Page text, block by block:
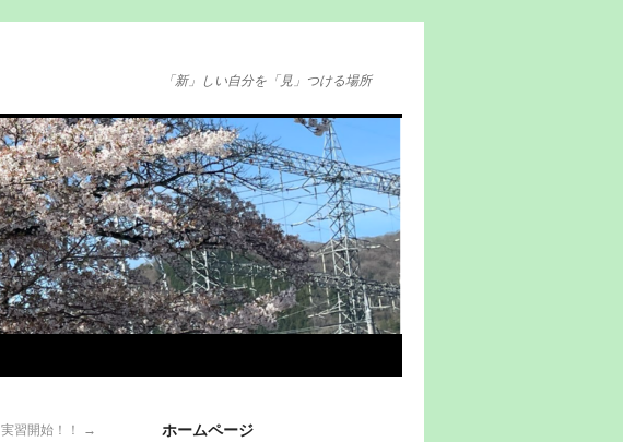
「新」しい自分を「見」つける場所
実習開始！！ → ホームページ